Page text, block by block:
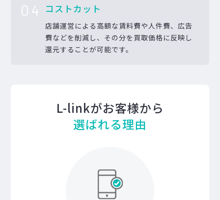
04 コストカット
店舗運営による高額な賃料費や人件費、広告
費などを削減し、その分を買取価格に反映し
還元することが可能です。
L-linkがお客様から
選ばれる理由